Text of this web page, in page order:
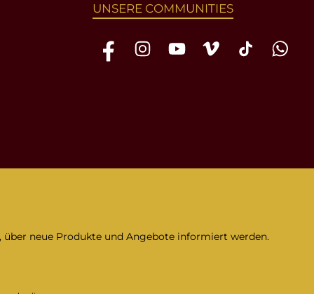
UNSERE COMMUNITIES
FacebookInstagramYouTube Vimeo TikTok
neue Produkte und Angebote informiert werden.